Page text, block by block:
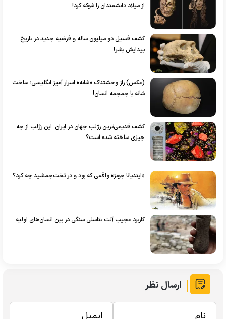
از میلاد دانشمندان را شوکه کرد!
کشف فسیل دو میلیون ساله و فرضیه جدید در تاریخ
پیدایش بشر!
(عکس) راز وحشتناک «شانه» اسرار آمیز انگلیسی؛ ساخت
شانه با جمجمه انسان!
کشف قدیمی‌ترین رژلب جهان در ایران؛ این رژلب از چه
چیزی ساخته شده است؟
«ایندیانا جونز» واقعی که بود و در تخت‌جمشید چه کرد؟
کاربرد عجیب آلت تناسلی سنگی در بین انسان‌های اولیه
ارسال نظر